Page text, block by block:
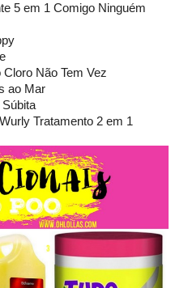
5 em 1 Comigo Ninguém
Não Tem Vez
ao Mar
Tratamento 2 em 1